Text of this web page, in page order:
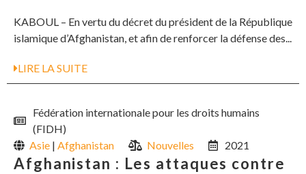
KABOUL – En vertu du décret du président de la République
islamique d’Afghanistan, et afin de renforcer la défense des...
LIRE LA SUITE
Fédération internationale pour les droits humains
(FIDH)
Asie | Afghanistan Nouvelles 2021
Afghanistan : Les attaques contre